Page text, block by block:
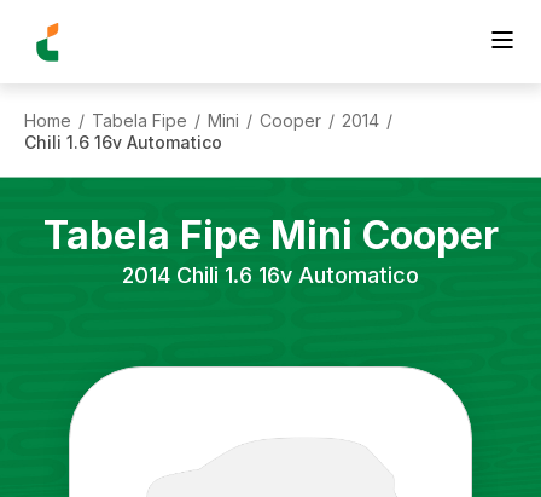
Home / Tabela Fipe / Mini / Cooper / 2014 /
Chili 1.6 16v Automatico
Tabela Fipe Mini Cooper
2014 Chili 1.6 16v Automatico